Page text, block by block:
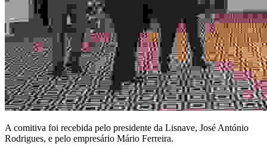
A comitiva foi recebida pelo presidente da Lisnave, José António
Rodrigues, e pelo empresário Mário Ferreira.